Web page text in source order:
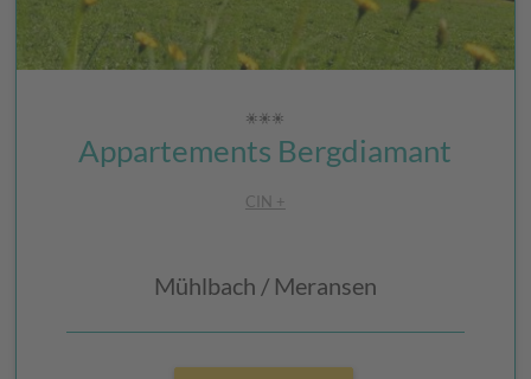
Appartements Bergdiamant
CIN +
Mühlbach / Meransen